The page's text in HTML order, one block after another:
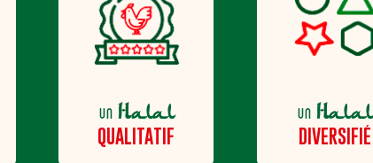
un Halal
QUALITATIF
un Halal
DIVERSIFIÉ